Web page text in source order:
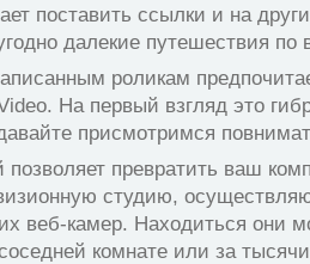
поставить ссылки и на
далекие путешествия по
роликам
На первый взгляд это
присмотримся
превратить ваш
студию,
веб-камер. Находиться они
комнате или за